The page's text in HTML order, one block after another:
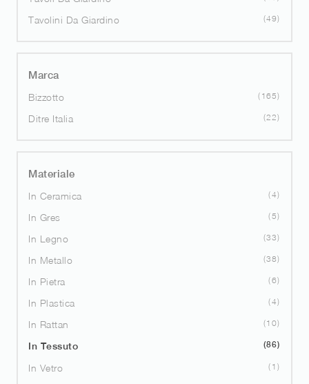
Tavolini Da Giardino 49
Marca
Bizzotto
165
Ditre Italia 22
Materiale
In Ceramica
4
In Gres 5
In Legno 33
In Metallo 38
In Pietra 6
In Plastica 4
In Rattan 10
In Tessuto 86
In Vetro 1